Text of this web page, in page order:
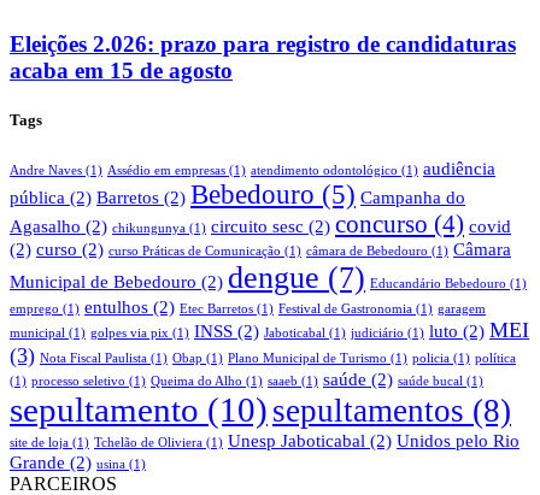
Eleições 2.026: prazo para registro de candidaturas
acaba em 15 de agosto
Tags
Andre Naves (1) Assédio em empresas (1) atendimento odontológico (1) audiência
pública (2) Barretos (2) Bebedouro (5) Campanha do
Agasalho (2) chikungunya (1) circuito sesc (2) concurso (4) covid
(2) curso (2) curso Práticas de Comunicação (1) câmara de Bebedouro (1) Câmara
Municipal de Bebedouro (2) dengue (7) Educandário Bebedouro (1)
emprego (1) entulhos (2) Etec Barretos (1) Festival de Gastronomia (1) garagem
municipal (1) golpes via pix (1) INSS (2) Jaboticabal (1) judiciário (1) luto (2) MEI
(3) Nota Fiscal Paulista (1) Obap (1) Plano Municipal de Turismo (1) policia (1) política
(1) processo seletivo (1) Queima do Alho (1) saaeb (1) saúde (2) saúde bucal (1)
sepultamento (10) sepultamentos (8)
site de loja (1) Tchelão de Oliviera (1) Unesp Jaboticabal (2) Unidos pelo Rio
Grande (2) usina (1)
PARCEIROS